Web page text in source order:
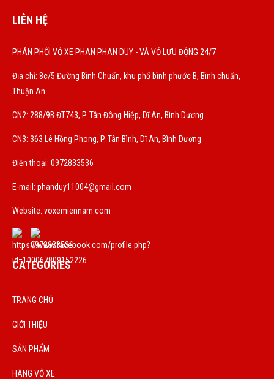
LIÊN HỆ
PHÂN PHỐI VỎ XE PHAN PHAN DUY - VÁ VỎ LƯU ĐỘNG 24/7
Địa chỉ: 8c/5 Đường Bình Chuẩn, khu phố bình phước B, Bình chuẩn,
Thuận An
CN2: 288/9B ĐT743, P. Tân Đông Hiệp, Dĩ An, Bình Dương
CN3: 363 Lê Hồng Phong, P. Tân Bình, Dĩ An, Bình Dương
Điện thoại: 0972833536
E-mail: phanduy11004@gmail.com
Website: voxemiennam.com
CATEGORIES
TRANG CHỦ
GIỚI THIỆU
SẢN PHẨM
HÃNG VỎ XE